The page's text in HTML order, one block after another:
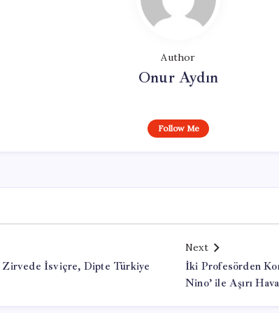
Author
Onur Aydın
Follow Me
Zirvede İsviçre, Dipte Türkiye
Next
İki Profesörden
Nino’ ile Aşırı